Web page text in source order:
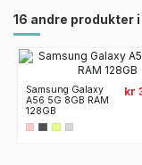
16 andre produkter
Samsung Galaxy
A56 5G 8GB RAM
128GB
kr